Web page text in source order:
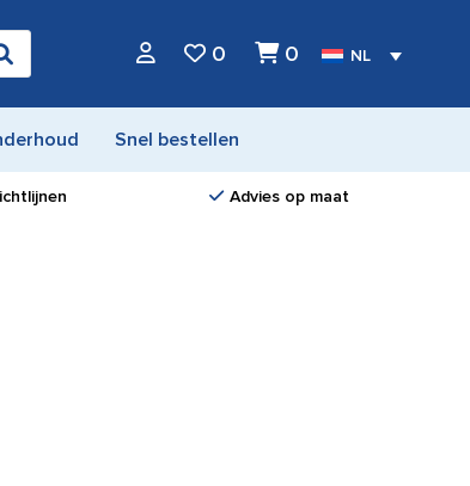
0 0 NL
Snel bestellen
Advies op maat